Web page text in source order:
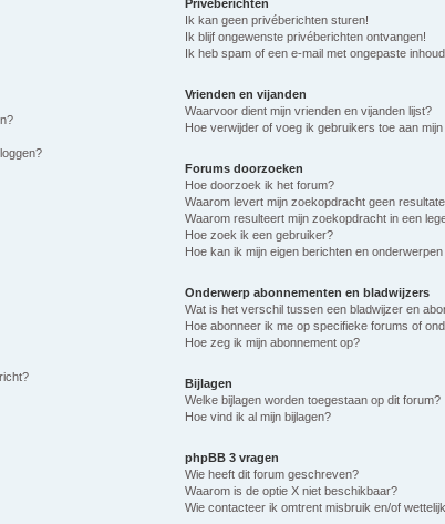
Privéberichten
Ik kan geen privéberichten sturen!
Ik blijf ongewenste privéberichten ontvangen!
Ik heb spam of een e-mail met ongepaste
Vrienden en vijanden
Waarvoor dient mijn vrienden en vijanden lijst?
Hoe verwijder of voeg ik gebruikers toe aan
Forums doorzoeken
Hoe doorzoek ik het forum?
Waarom levert mijn zoekopdracht geen
Waarom resulteert mijn zoekopdracht in een
Hoe zoek ik een gebruiker?
Hoe kan ik mijn eigen berichten en
Onderwerp abonnementen en bladwijzers
Wat is het verschil tussen een bladwijzer en
Hoe abonneer ik me op specifieke forums of
Hoe zeg ik mijn abonnement op?
Bijlagen
Welke bijlagen worden toegestaan op dit forum?
Hoe vind ik al mijn bijlagen?
phpBB 3 vragen
Wie heeft dit forum geschreven?
Waarom is de optie X niet beschikbaar?
Wie contacteer ik omtrent misbruik en/of